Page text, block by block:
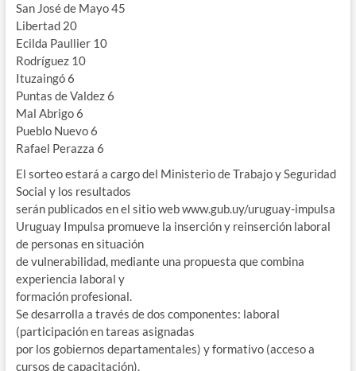
San José de Mayo 45
Libertad 20
Ecilda Paullier 10
Rodríguez 10
Ituzaingó 6
Puntas de Valdez 6
Mal Abrigo 6
Pueblo Nuevo 6
Rafael Perazza 6
El sorteo estará a cargo del Ministerio de Trabajo y Seguridad
Social y los resultados
serán publicados en el sitio web www.gub.uy/uruguay-impulsa
Uruguay Impulsa promueve la inserción y reinserción laboral
de personas en situación
de vulnerabilidad, mediante una propuesta que combina
experiencia laboral y
formación profesional.
Se desarrolla a través de dos componentes: laboral
(participación en tareas asignadas
por los gobiernos departamentales) y formativo (acceso a
cursos de capacitación).